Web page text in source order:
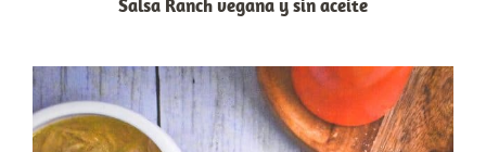
Salsa Ranch vegana y sin aceite